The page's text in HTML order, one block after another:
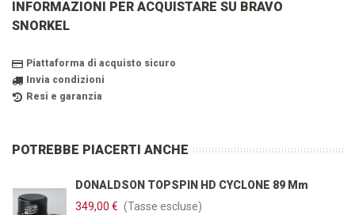
INFORMAZIONI PER ACQUISTARE SU BRAVO
SNORKEL
Piattaforma di acquisto sicuro
Invia condizioni
Resi e garanzia
POTREBBE PIACERTI ANCHE
DONALDSON TOPSPIN HD CYCLONE 89 Mm
349,00 € (Tasse escluse)